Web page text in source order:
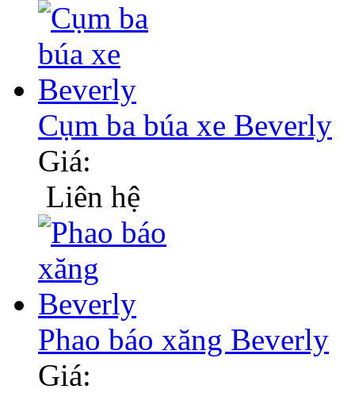
Cụm ba búa xe Beverly
Giá:
Liên hệ
Phao báo xăng Beverly
Giá: